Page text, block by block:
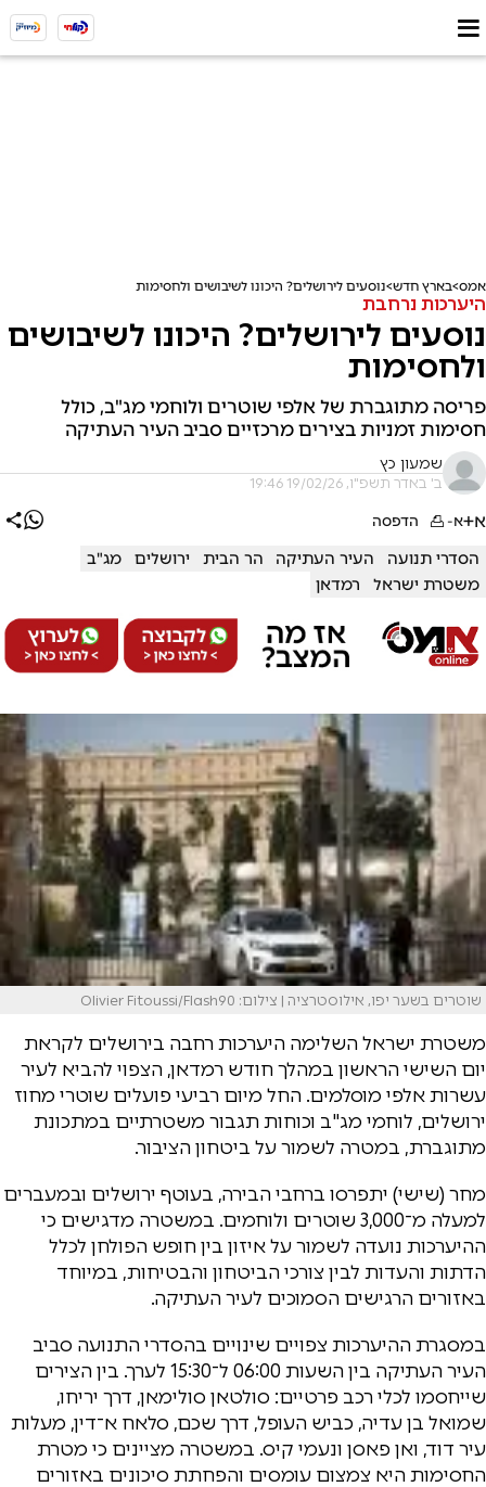
אמס בארץ חדש נוסעים לירושלים? היכונו לשיבושים ולחסימות
היערכות נרחבת
נוסעים לירושלים? היכונו לשיבושים
ולחסימות
פריסה מתוגברת של אלפי שוטרים ולוחמי מג"ב, כולל
חסימות זמניות בצירים מרכזיים סביב העיר העתיקה
שמעון כץ
ב' באדר תשפ"ו, 19/02/26 19:46
א+א- הדפסה
הסדרי תנועה העיר העתיקה הר הבית ירושלים
מג"ב
משטרת ישראל
רמדאן
שוטרים בשער יפו, אילוסטרציה | צילום: Olivier Fitoussi/Flash90
משטרת ישראל השלימה היערכות רחבה בירושלים לקראת
יום השישי הראשון במהלך חודש רמדאן, הצפוי להביא לעיר
עשרות אלפי מוסלמים. החל מיום רביעי פועלים שוטרי מחוז
ירושלים, לוחמי מג"ב וכוחות תגבור משטרתיים במתכונת
מתוגברת, במטרה לשמור על ביטחון הציבור.
מחר (שישי) יתפרסו ברחבי הבירה, בעוטף ירושלים ובמעברים
למעלה מ־3,000 שוטרים ולוחמים. במשטרה מדגישים כי
ההיערכות נועדה לשמור על איזון בין חופש הפולחן לכלל
הדתות והעדות לבין צורכי הביטחון והבטיחות, במיוחד
באזורים הרגישים הסמוכים לעיר העתיקה.
במסגרת ההיערכות צפויים שינויים בהסדרי התנועה סביב
העיר העתיקה בין השעות 06:00 ל־15:30 לערך. בין הצירים
שייחסמו לכלי רכב פרטיים: סולטאן סולימאן, דרך יריחו,
שמואל בן עדיה, כביש העופל, דרך שכם, סלאח א־דין, מעלות
עיר דוד, ואן פאסן ונעמי קיס. במשטרה מציינים כי מטרת
החסימות היא צמצום עומסים והפחתת סיכונים באזורים